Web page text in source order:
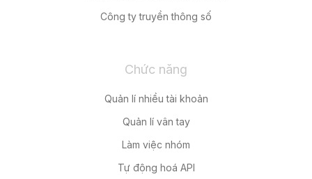
Công ty truyền thông số
Chức năng
Quản lí nhiều tài khoản
Quản lí vân tay
Làm việc nhóm
Tự động hoá API